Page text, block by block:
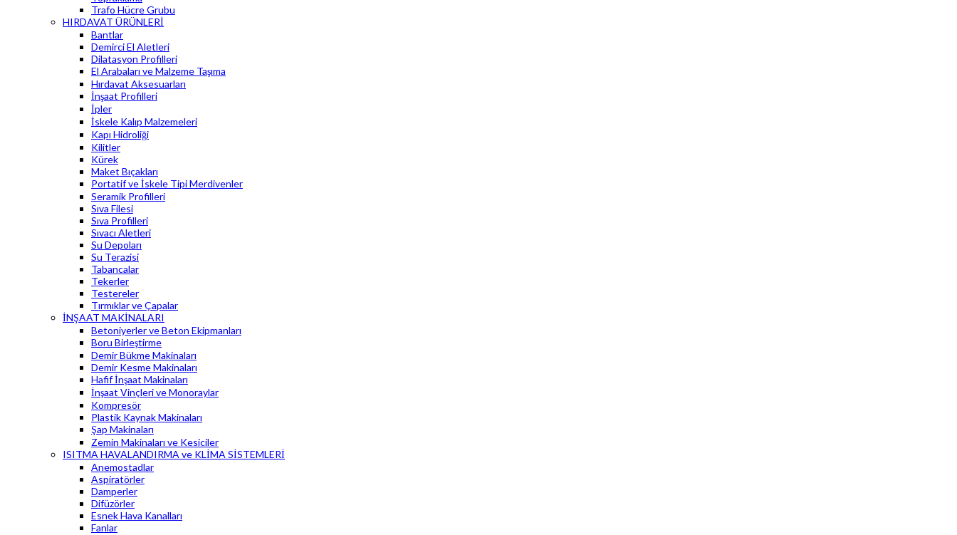
Trafo Hücre Grubu
HIRDAVAT ÜRÜNLERİ
Bantlar
Demirci El Aletleri
Dilatasyon Profilleri
El Arabaları ve Malzeme Taşıma
Hırdavat Aksesuarları
İnşaat Profilleri
İpler
İskele Kalıp Malzemeleri
Kapı Hidroliği
Kilitler
Kürek
Maket Bıçakları
Portatif ve İskele Tipi Merdivenler
Seramik Profilleri
Sıva Filesi
Sıva Profilleri
Sıvacı Aletleri
Su Depoları
Su Terazisi
Tabancalar
Tekerler
Testereler
Tırmıklar ve Çapalar
İNŞAAT MAKİNALARI
Betoniyerler ve Beton Ekipmanları
Boru Birleştirme
Demir Bükme Makinaları
Demir Kesme Makinaları
Hafif İnşaat Makinaları
İnşaat Vinçleri ve Monoraylar
Kompresör
Plastik Kaynak Makinaları
Şap Makinaları
Zemin Makinaları ve Kesiciler
ISITMA HAVALANDIRMA ve KLİMA SİSTEMLERİ
Anemostadlar
Aspiratörler
Damperler
Difüzörler
Esnek Hava Kanalları
Fanlar